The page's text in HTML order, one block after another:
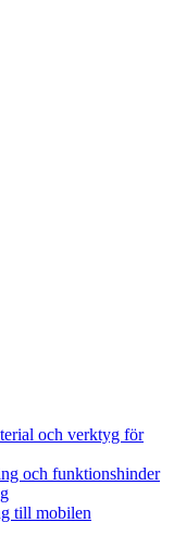
och verktyg för
och funktionshinder
till mobilen